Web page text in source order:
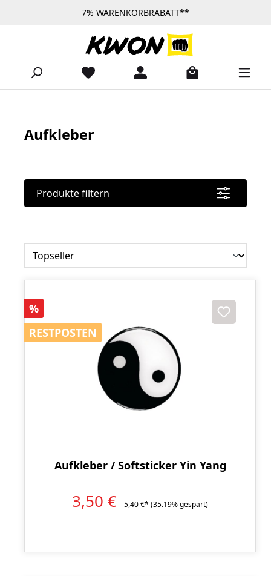
Zum Hauptinhalt springen7% WARENKORBRABATT**
Aufkleber
Produkte filtern
Rabatt
%
RESTPOSTEN
RESTPOSTEN
Aufkleber / Softsticker Yin Yang
3,50 € 5,40 €*(35.19% gespart)